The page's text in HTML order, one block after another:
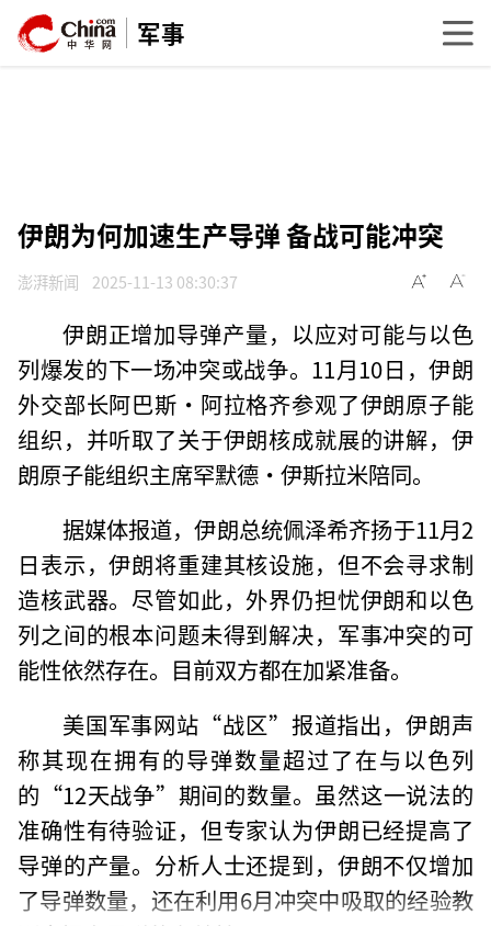
军事
伊朗为何加速生产导弹 备战可能冲突
澎湃新闻 2025-11-13 08:30:37
伊朗正增加导弹产量，以应对可能与以色
列爆发的下一场冲突或战争。11月10日，伊朗
外交部长阿巴斯·阿拉格齐参观了伊朗原子能
组织，并听取了关于伊朗核成就展的讲解，伊
朗原子能组织主席罕默德·伊斯拉米陪同。
据媒体报道，伊朗总统佩泽希齐扬于11月2
日表示，伊朗将重建其核设施，但不会寻求制
造核武器。尽管如此，外界仍担忧伊朗和以色
列之间的根本问题未得到解决，军事冲突的可
能性依然存在。目前双方都在加紧准备。
美国军事网站“战区”报道指出，伊朗声
称其现在拥有的导弹数量超过了在与以色列
的“12天战争”期间的数量。虽然这一说法的
准确性有待验证，但专家认为伊朗已经提高了
导弹的产量。分析人士还提到，伊朗不仅增加
了导弹数量，还在利用6月冲突中吸取的经验教